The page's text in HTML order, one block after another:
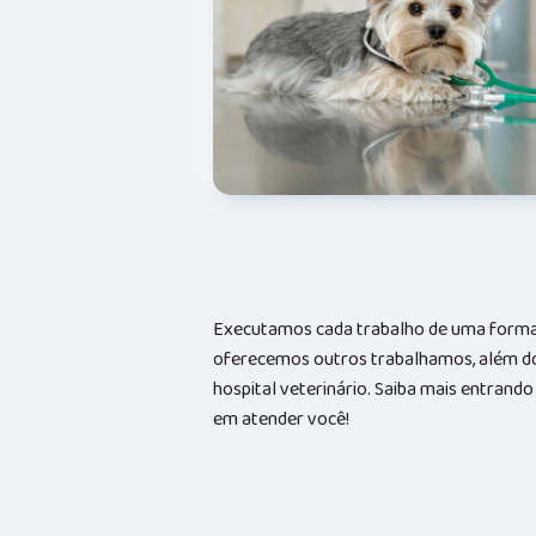
Executamos cada trabalho de uma
oferecemos outros trabalhamos, além
hospital veterinário. Saiba mais
em atender você!